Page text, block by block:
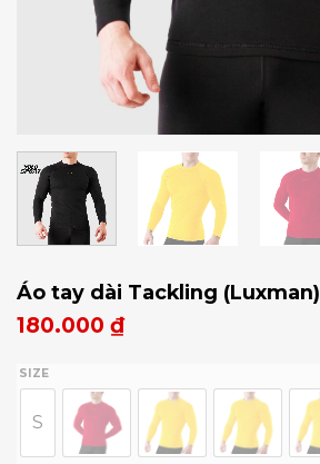
Áo tay dài Tackling (Luxman)
180.000 ₫
SIZE
S